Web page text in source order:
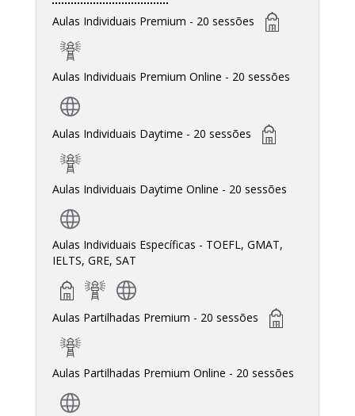
Aulas Individuais Premium - 20 sessões
Aulas Individuais Premium Online - 20 sessões
Aulas Individuais Daytime - 20 sessões
Aulas Individuais Daytime Online - 20 sessões
Aulas Individuais Específicas - TOEFL, GMAT,
IELTS, GRE, SAT
Aulas Partilhadas Premium - 20 sessões
Aulas Partilhadas Premium Online - 20 sessões